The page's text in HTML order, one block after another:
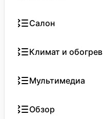
Салон
Климат и обогрев
Мультимедиа
Обзор